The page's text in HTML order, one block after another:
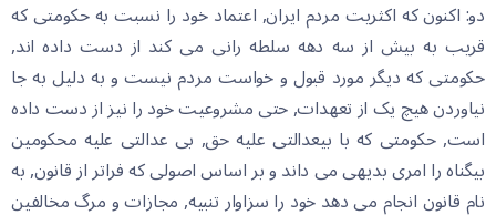
دو: اکنون که اکثریت مردم ایران, اعتماد خود را نسبت به حکومتی که
قریب به بیش از سه دهه سلطه رانی می کند از دست داده اند,
حکومتی که دیگر مورد قبول و خواست مردم نیست و به دلیل به جا
نیاوردن هیچ یک از تعهدات, حتی مشروعیت خود را نیز از دست داده
است, حکومتی که با بیعدالتی علیه حق, بی عدالتی علیه محکومین
بیگناه را امری بدیهی می داند و بر اساس اصولی که فراتر از قانون, به
نام قانون انجام می دهد خود را سزاوار تنبیه, مجازات و مرگ مخالفین